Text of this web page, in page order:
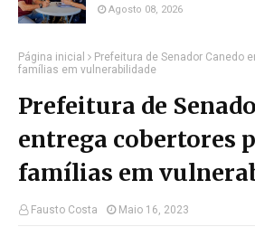
Agosto 08, 2026
Página inicial
Prefeitura de Senador Canedo
famílias em vulnerabilidade
Prefeitura de
entrega cobertores
famílias em
Fausto Costa Maio 16, 2023